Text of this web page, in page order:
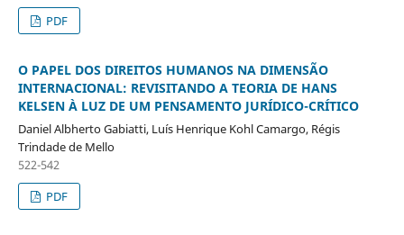
PDF
O PAPEL DOS DIREITOS HUMANOS NA DIMENSÃO
INTERNACIONAL: REVISITANDO A TEORIA DE HANS
KELSEN À LUZ DE UM PENSAMENTO JURÍDICO-CRÍTICO
Daniel Albherto Gabiatti, Luís Henrique Kohl Camargo, Régis
Trindade de Mello
522-542
PDF